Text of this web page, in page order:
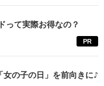
って実際お得なの？
PR
女の子の日」を前向きに♪